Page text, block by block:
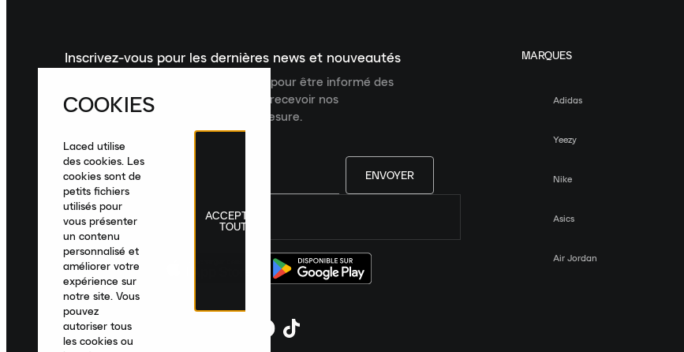
Inscrivez-vous pour les dernières news et nouveautés
Inscrivez-vous à la newsletter Laced pour être informé des
dernières nouveautés, collections et recevoir nos
recommandations de produits sur mesure.
ENVOYER
France|Français
MARQUES
Adidas
Yeezy
Nike
Asics
Air Jordan
COOKIES
Laced utilise
des cookies. Les
cookies sont de
petits fichiers
utilisés pour
vous présenter
un contenu
personnalisé et
améliorer votre
expérience sur
notre site. Vous
pouvez
autoriser tous
les cookies ou
ACCEPTER
TOUT